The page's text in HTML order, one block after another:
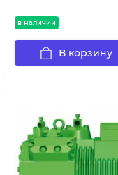
в наличии
В корзину